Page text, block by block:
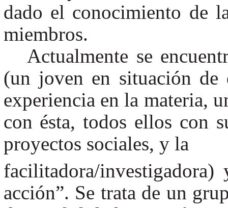
dado el conocimiento de
miembros.
Actualmente se
(un joven en situación de
experiencia en la materia,
con ésta, todos ellos con
proyectos sociales, y la
facilitadora/
acción”. Se trata de un